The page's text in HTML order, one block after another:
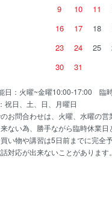
9
10 11
16
17 18
23
24 25
30
31
日：火曜~金曜10:00-17:00 臨
祝日、土、日、月曜日
お問合わせは、火曜、水曜の
ない為、勝手ながら臨時休業
い物や講習は5日前までに完全
対応が出来ないことがあります。